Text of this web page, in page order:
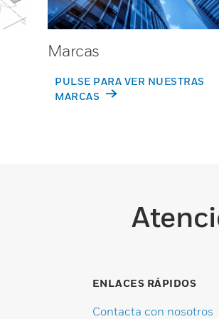
Marcas
PULSE PARA VER NUESTRAS
MARCAS
ENLACES RÁPIDOS
Contacta con nosotros